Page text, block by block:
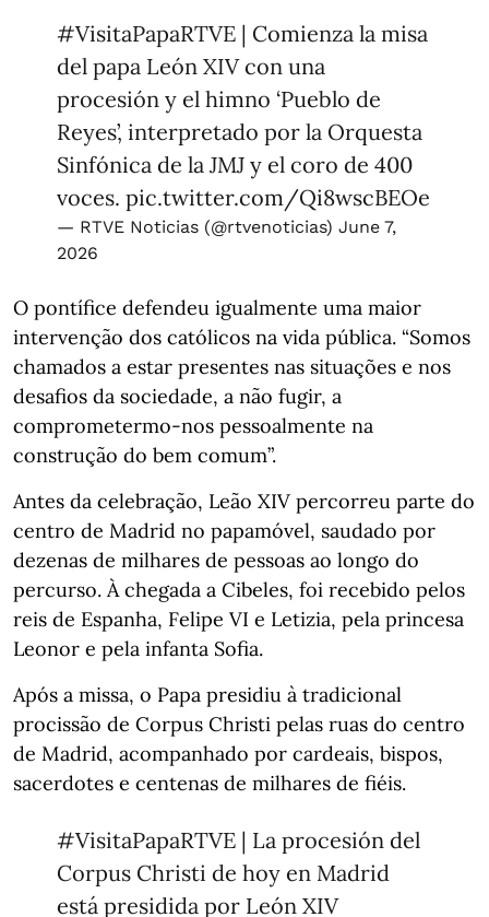
#VisitaPapaRTVE | Comienza la misa
del papa León XIV con una
procesión y el himno ‘Pueblo de
Reyes’, interpretado por la Orquesta
Sinfónica de la JMJ y el coro de 400
voces. pic.twitter.com/Qi8wscBEOe
— RTVE Noticias (@rtvenoticias) June 7,
2026
O pontífice defendeu igualmente uma maior
intervenção dos católicos na vida pública. “Somos
chamados a estar presentes nas situações e nos
desafios da sociedade, a não fugir, a
comprometermo-nos pessoalmente na
construção do bem comum”.
Antes da celebração, Leão XIV percorreu parte do
centro de Madrid no papamóvel, saudado por
dezenas de milhares de pessoas ao longo do
percurso. À chegada a Cibeles, foi recebido pelos
reis de Espanha, Felipe VI e Letizia, pela princesa
Leonor e pela infanta Sofia.
Após a missa, o Papa presidiu à tradicional
procissão de Corpus Christi pelas ruas do centro
de Madrid, acompanhado por cardeais, bispos,
sacerdotes e centenas de milhares de fiéis.
#VisitaPapaRTVE | La procesión del
Corpus Christi de hoy en Madrid
está presidida por León XIV